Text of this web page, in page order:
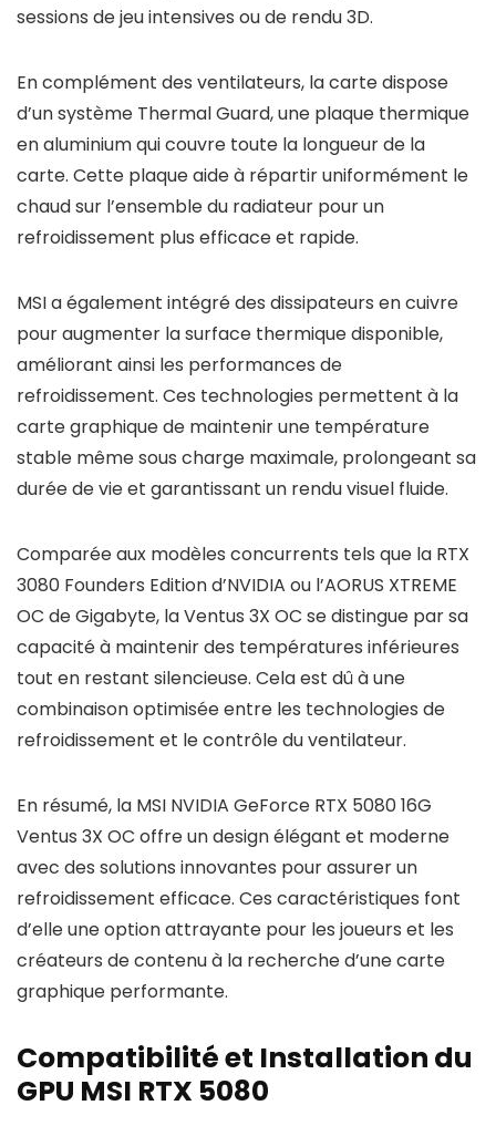
sessions de jeu intensives ou de rendu 3D.
En complément des ventilateurs, la carte dispose
d’un système Thermal Guard, une plaque thermique
en aluminium qui couvre toute la longueur de la
carte. Cette plaque aide à répartir uniformément le
chaud sur l’ensemble du radiateur pour un
refroidissement plus efficace et rapide.
MSI a également intégré des dissipateurs en cuivre
pour augmenter la surface thermique disponible,
améliorant ainsi les performances de
refroidissement. Ces technologies permettent à la
carte graphique de maintenir une température
stable même sous charge maximale, prolongeant sa
durée de vie et garantissant un rendu visuel fluide.
Comparée aux modèles concurrents tels que la RTX
3080 Founders Edition d’NVIDIA ou l’AORUS XTREME
OC de Gigabyte, la Ventus 3X OC se distingue par sa
capacité à maintenir des températures inférieures
tout en restant silencieuse. Cela est dû à une
combinaison optimisée entre les technologies de
refroidissement et le contrôle du ventilateur.
En résumé, la MSI NVIDIA GeForce RTX 5080 16G
Ventus 3X OC offre un design élégant et moderne
avec des solutions innovantes pour assurer un
refroidissement efficace. Ces caractéristiques font
d’elle une option attrayante pour les joueurs et les
créateurs de contenu à la recherche d’une carte
graphique performante.
Compatibilité et Installation du
GPU MSI RTX 5080